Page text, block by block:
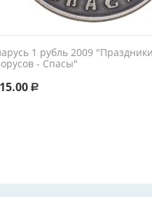
1 рубль 2009
- Спасы"
Р